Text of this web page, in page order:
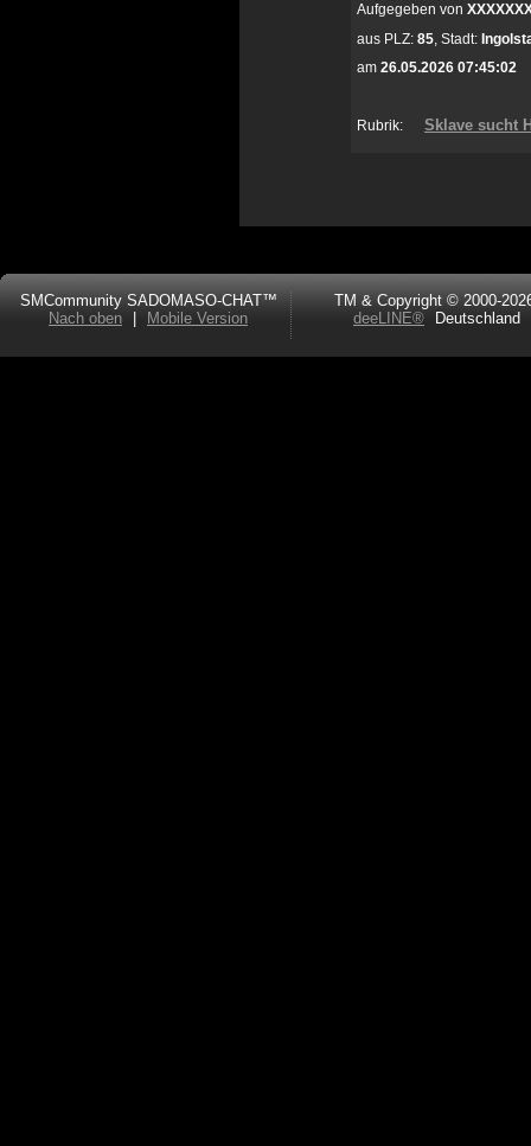
Aufgegeben von
aus PLZ: 85, Stadt:
am 26.05.2026 07:45:02
Rubrik: Sklave sucht
SMCommunity SADOMASO-CHAT™
Nach oben
Mobile Version
TM & Copyright © 2000-
deeLINE®
Deutschland